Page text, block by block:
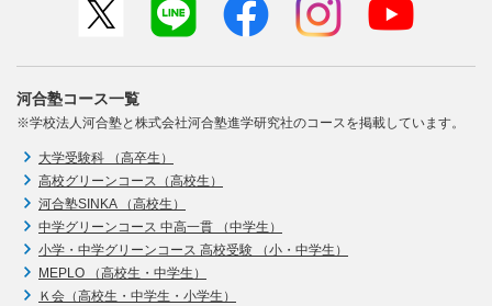
河合塾コース一覧
※学校法人河合塾と株式会社河合塾進学研究社のコースを掲載しています。
大学受験科 （高卒生）
高校グリーンコース（高校生）
河合塾SINKA （高校生）
中学グリーンコース 中高一貫 （中学生）
小学・中学グリーンコース 高校受験 （小・中学生）
MEPLO （高校生・中学生）
Ｋ会（高校生・中学生・小学生）